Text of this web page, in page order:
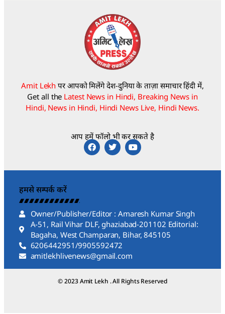
Amit Lekh पर आपको मिलेंगे देश-दुनिया के ताज़ा समाचार हिंदी में,
Get all the Latest News in Hindi, Breaking News in
Hindi, News in Hindi, Hindi News Live, Hindi News.
आप हमें फॉलो भी कर सकते है
हमसे सम्पर्क करें
Owner/Publisher/Editor : Amaresh Kumar Singh
A-51, Rail Vihar DLF, ghaziabad-201102 Editorial:
Bagaha, West Champaran, Bihar, 845105
6206442951/9905592472
amitlekhlivenews@gmail.com
© 2023 Amit Lekh . All Rights Reserved